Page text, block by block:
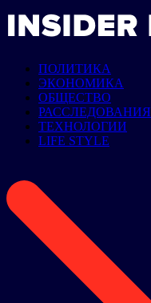
ПОЛИТИКА
ЭКОНОМИКА
ОБЩЕСТВО
РАССЛЕДОВАНИЯ
ТЕХНОЛОГИИ
LIFE STYLE